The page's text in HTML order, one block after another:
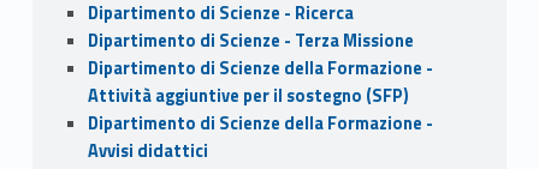
Dipartimento di Scienze - Ricerca
Dipartimento di Scienze - Terza Missione
Dipartimento di Scienze della Formazione -
Attività aggiuntive per il sostegno (SFP)
Dipartimento di Scienze della Formazione -
Avvisi didattici